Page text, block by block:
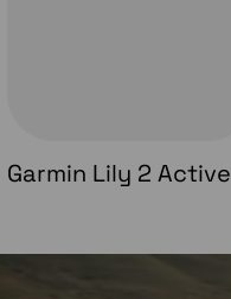
Garmin Lily 2 Active